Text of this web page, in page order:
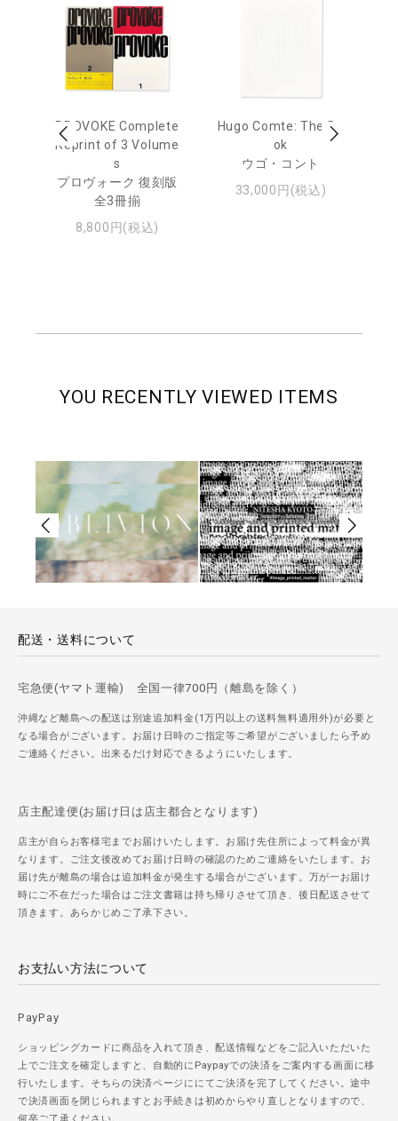
PROVOKE Complete
Reprint of 3 Volume
s
プロヴォーク 復刻版
全3冊揃
8,800円(税込)
Hugo Comte: The Bo
ok
ウゴ・コント
33,000円(税込)
YOU RECENTLY VIEWED ITEMS
配送・送料について
宅急便(ヤマト運輸) 全国一律700円（離島を除く）
沖縄など離島への配送は別途追加料金(1万円以上の送料無料適用外)が必要と
なる場合がございます。お届け日時のご指定等ご希望がございましたら予め
ご連絡ください。出来るだけ対応できるようにいたします。
店主配達便(お届け日は店主都合となります)
店主が自らお客様宅までお届けいたします。お届け先住所によって料金が異
なります。ご注文後改めてお届け日時の確認のためご連絡をいたします。お
届け先が離島の場合は追加料金が発生する場合がございます。万が一お届け
時にご不在だった場合はご注文書籍は持ち帰りさせて頂き、後日配送させて
頂きます。あらかじめご了承下さい。
お支払い方法について
PayPay
ショッピングカードに商品を入れて頂き、配送情報などをご記入いただいた
上でご注文を確定しますと、自動的にPaypayでの決済をご案内する画面に移
行いたします。そちらの決済ページににてご決済を完了してください。途中
で決済画面を閉じられますとお手続きは初めからやり直しとなりますので、